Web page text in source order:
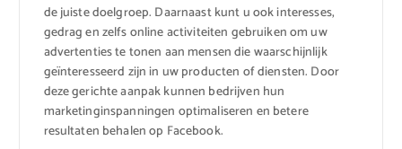
de juiste doelgroep. Daarnaast kunt u ook interesses,
gedrag en zelfs online activiteiten gebruiken om uw
advertenties te tonen aan mensen die waarschijnlijk
geïnteresseerd zijn in uw producten of diensten. Door
deze gerichte aanpak kunnen bedrijven hun
marketinginspanningen optimaliseren en betere
resultaten behalen op Facebook.